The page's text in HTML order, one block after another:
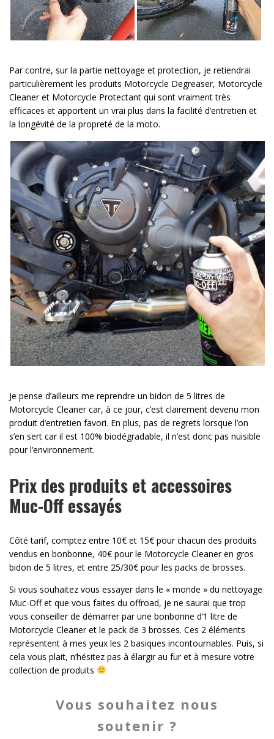
Par contre, sur la partie nettoyage et protection, je retiendrai
particulièrement les produits Motorcycle Degreaser, Motorcycle
Cleaner et Motorcycle Protectant qui sont vraiment très
efficaces et apportent un vrai plus dans la facilité d’entretien et
la longévité de la propreté de la moto.
Je pense d’ailleurs me reprendre un bidon de 5 litres de
Motorcycle Cleaner car, à ce jour, c’est clairement devenu mon
produit d’entretien favori. En plus, pas de regrets lorsque l’on
s’en sert car il est 100% biodégradable, il n’est donc pas nuisible
pour l’environnement.
Prix des produits et accessoires
Muc-Off essayés
Côté tarif, comptez entre 10€ et 15€ pour chacun des produits
vendus en bonbonne, 40€ pour le Motorcycle Cleaner en gros
bidon de 5 litres, et entre 25/30€ pour les packs de brosses.
Si vous souhaitez vous essayer dans le « monde » du nettoyage
Muc-Off et que vous faites du offroad, je ne saurai que trop
vous conseiller de démarrer par une bonbonne d’1 litre de
Motorcycle Cleaner et le pack de 3 brosses. Ces 2 éléments
représentent à mes yeux les 2 basiques incontournables. Puis, si
cela vous plait, n’hésitez pas à élargir au fur et à mesure votre
collection de produits
Vous souhaitez nous
soutenir ?